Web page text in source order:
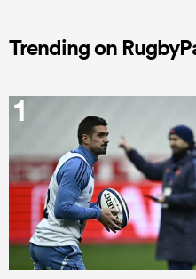
Trending on
1